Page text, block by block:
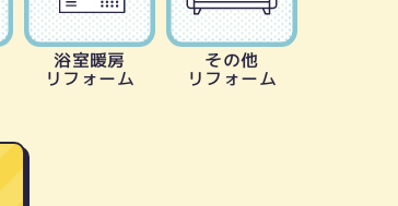
浴室暖房
リフォーム
その他
リフォーム